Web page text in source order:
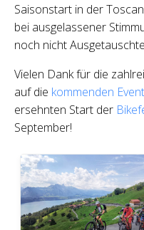
Saisonstart in der
bei ausgelassener
noch nicht
Vielen Dank für die
auf die kommenden
ersehnten Start der
September!